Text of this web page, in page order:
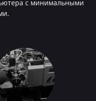
с минимальными